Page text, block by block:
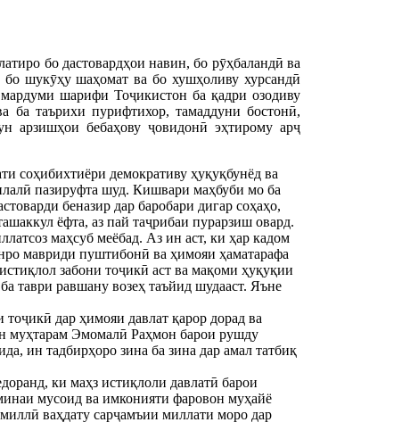
бо дастовардҳои навин, бо рӯҳбаландӣ ва
шукӯҳу шаҳомат ва бо хушҳоливу хурсандӣ
шарифи Тоҷикистон ба қадри озодиву
ба таърихи пурифтихор, тамаддуни бостонӣ,
арзишҳои бебаҳову ҷовидонӣ эҳтирому арҷ
соҳибихтиёри демокративу ҳуқуқбунёд ва
пазируфта шуд. Кишвари маҳбуби мо ба
беназир дар баробари дигар соҳаҳо,
ёфта, аз пай таҷрибаи пурарзиш овард.
маҳсуб меёбад. Аз ин аст, ки ҳар кадом
мавриди пуштибонӣ ва ҳимояи ҳаматарафа
забони тоҷикӣ аст ва мақоми ҳуқуқии
таври равшану возеҳ таъйид шудааст. Яъне
дар ҳимояи давлат қарор дорад ва
муҳтарам Эмомалӣ Раҳмон барои рушду
ин тадбирҳоро зина ба зина дар амал татбиқ
ки маҳз истиқлоли давлатӣ барои
мусоид ва имконияти фаровон муҳайё
ваҳдату сарҷамъии миллати моро дар